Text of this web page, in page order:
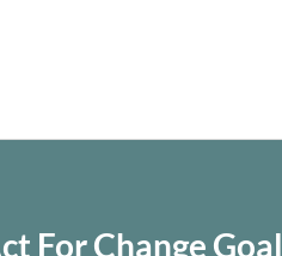
For Change Goal